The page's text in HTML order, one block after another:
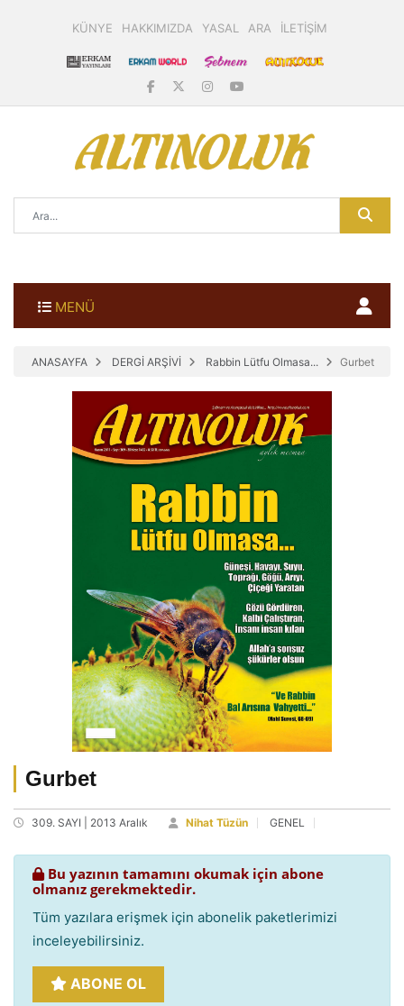
KÜNYE HAKKIMIZDA YASAL ARA İLETİŞİM
MENÜ
ANASAYFA DERGİ ARŞİVİ Rabbin Lütfu Olmasa... Gurbet
Gurbet
309. SAYI | 2013 Aralık Nihat Tüzün GENEL
Bu yazının tamamını okumak için abone
olmanız gerekmektedir.
Tüm yazılara erişmek için abonelik paketlerimizi
inceleyebilirsiniz.
ABONE OL